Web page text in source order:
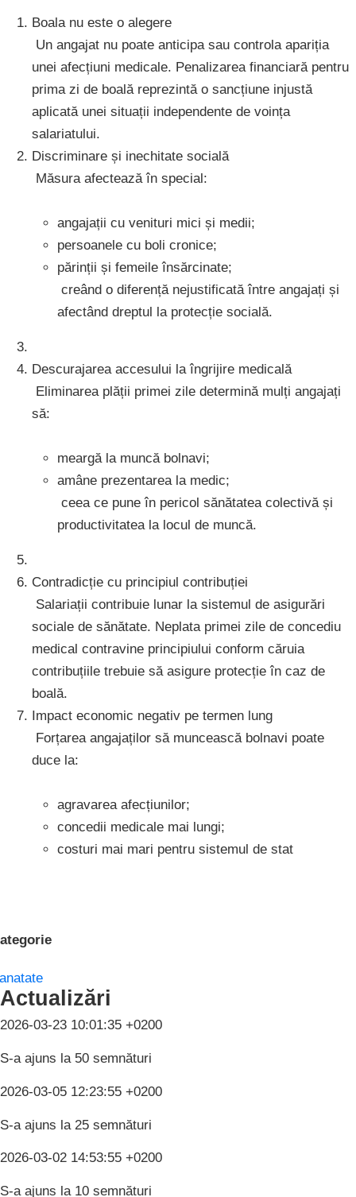
Boala nu este o alegere
Un angajat nu poate anticipa sau controla apariția
unei afecțiuni medicale. Penalizarea financiară pentru
prima zi de boală reprezintă o sancțiune injustă
aplicată unei situații independente de voința
salariatului.
Discriminare și inechitate socială
Măsura afectează în special:
angajații cu venituri mici și medii;
persoanele cu boli cronice;
părinții și femeile însărcinate;
creând o diferență nejustificată între angajați și
afectând dreptul la protecție socială.
Descurajarea accesului la îngrijire medicală
Eliminarea plății primei zile determină mulți angajați
să:
meargă la muncă bolnavi;
amâne prezentarea la medic;
ceea ce pune în pericol sănătatea colectivă și
productivitatea la locul de muncă.
Contradicție cu principiul contribuției
Salariații contribuie lunar la sistemul de asigurări
sociale de sănătate. Neplata primei zile de concediu
medical contravine principiului conform căruia
contribuțiile trebuie să asigure protecție în caz de
boală.
Impact economic negativ pe termen lung
Forțarea angajaților să muncească bolnavi poate
duce la:
agravarea afecțiunilor;
concedii medicale mai lungi;
costuri mai mari pentru sistemul de stat
Actualizări
2026-03-23 10:01:35 +0200
S-a ajuns la 50 semnături
2026-03-05 12:23:55 +0200
S-a ajuns la 25 semnături
2026-03-02 14:53:55 +0200
S-a ajuns la 10 semnături